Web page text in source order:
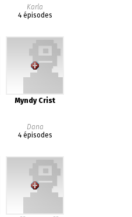
Karla
4 épisodes
Myndy Crist
Dana
4 épisodes